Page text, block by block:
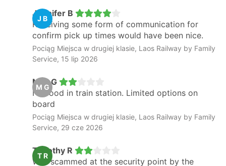
J B
Jennifer B
Receiving some form of communication for
confirm pick up times would have been nice.
Pociąg Miejsca w drugiej klasie, Laos Railway by Family
Service, 15 lip 2026
M G
Max G
No food in train station. Limited options on
board
Pociąg Miejsca w drugiej klasie, Laos Railway by Family
Service, 29 cze 2026
T R
Timothy R
Was scammed at the security point by the